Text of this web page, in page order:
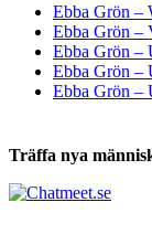
Ebba Grön –
Ebba Grön –
Ebba Grön –
Ebba Grön –
Ebba Grön –
Träffa nya